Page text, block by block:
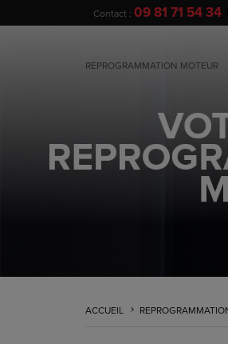
Contact : 09 81 71 54 34
REPROGRAMMATION MOTEUR
ACCUEIL